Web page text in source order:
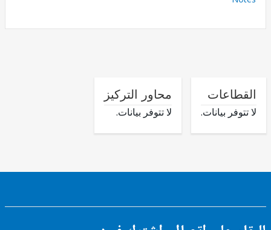
بيانات.
محاور التركيز
لا تتوفر بيانات.